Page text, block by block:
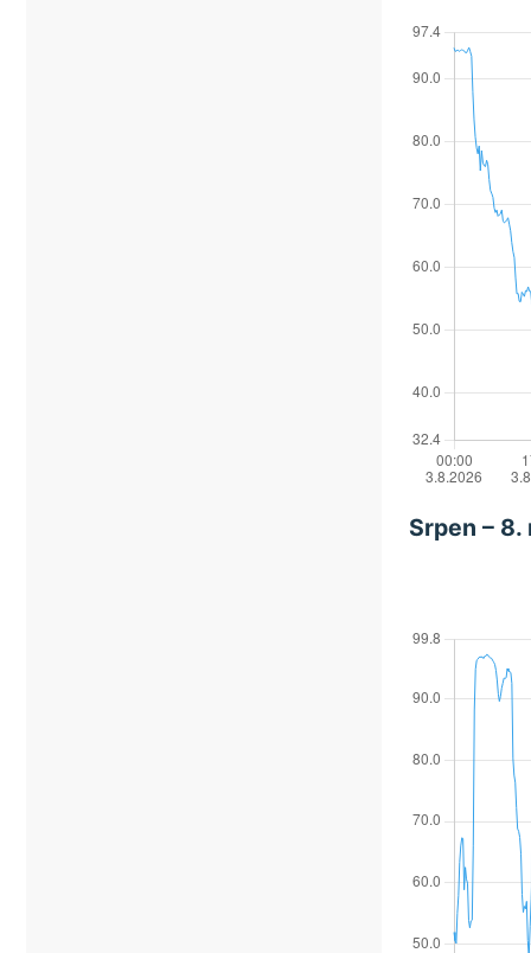
Srpen – 8.